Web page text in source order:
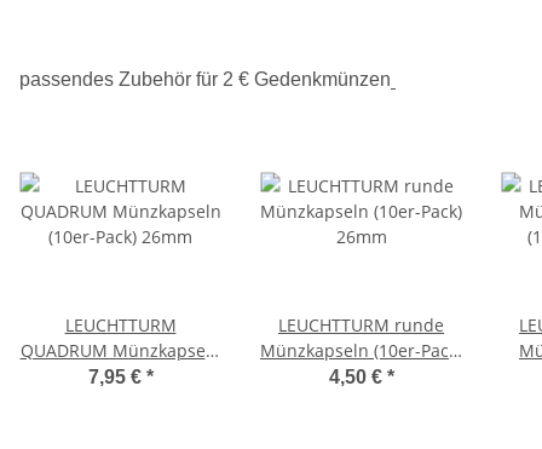
passendes Zubehör für 2 € Gedenkmünzen
LEUCHTTURM
QUADRUM Münzkapseln
(10er-Pack) 26mm
7,95 € *
LEUCHTTURM runde
Münzkapseln (10er-Pack)
26mm
4,50 € *